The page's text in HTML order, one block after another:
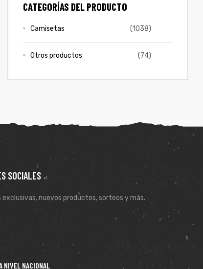
CATEGORÍAS DEL PRODUCTO
Camisetas (1038)
Otros productos (74)
SOCIALES
nuevos productos, sorteos y más.
NIVEL NACIONAL